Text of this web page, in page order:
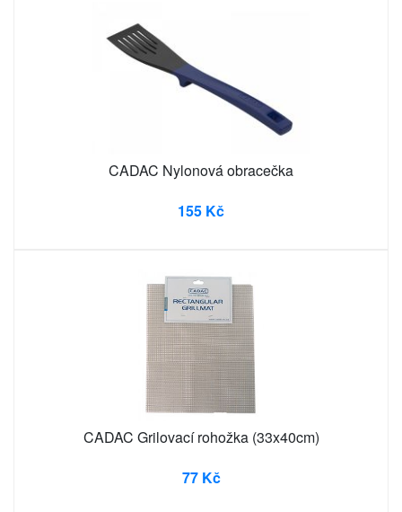
CADAC Nylonová obracečka
155 Kč
CADAC Grilovací rohožka (33x40cm)
77 Kč